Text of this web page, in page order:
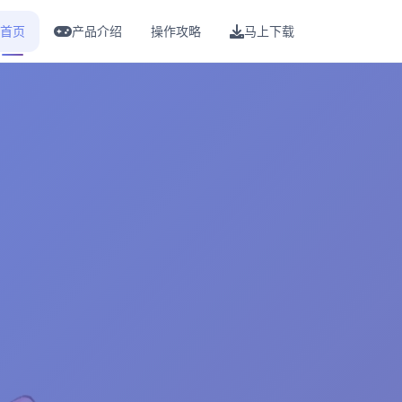
首页 产品介绍 操作攻略 马上下载